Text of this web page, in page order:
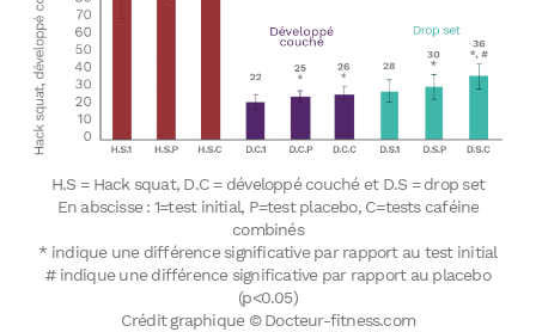
H.S = Hack squat, D.C = développé couché et D.S = drop set
En abscisse : 1=test initial, P=test placebo, C=tests caféine
combinés
* indique une différence significative par rapport au test initial
# indique une différence significative par rapport au placebo
(p<0.05)
Crédit graphique © Docteur-fitness.com